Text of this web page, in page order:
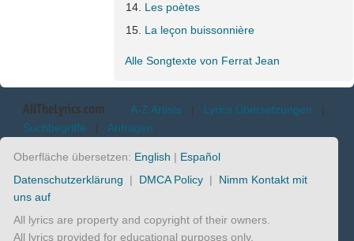
Les poètes
La leçon buissonnière
Alle Songtexte von Ferrat Jean
AllTheLyrics.com A-Z Artists | Lyrics Übersetzungen |
Suchbegriffe | Anfragen
Oberfläche übersetzen: English | Español
Datenschutzerklärung | DMCA Policy | Nimm Kontakt mit
uns auf
All lyrics are property and copyright of their owners.
All lyrics provided for educational purposes only.